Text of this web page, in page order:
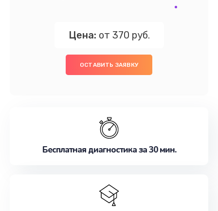
Цена: от 370 руб.
ОСТАВИТЬ ЗАЯВКУ
Бесплатная диагностика за 30 мин.